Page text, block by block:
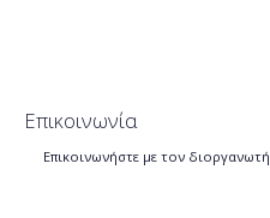
Επικοινωνία
Επικοινωνήστε με τον διοργανωτή